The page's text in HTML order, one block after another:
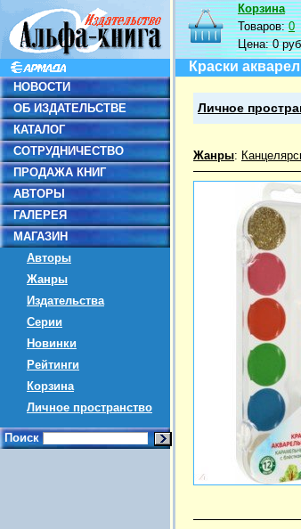
НОВОСТИ
ОБ ИЗДАТЕЛЬСТВЕ
КАТАЛОГ
СОТРУДНИЧЕСТВО
ПРОДАЖА КНИГ
АВТОРЫ
ГАЛЕРЕЯ
МАГАЗИН
Авторы
Жанры
Издательства
Серии
Новинки
Рейтинги
Корзина
Личное пространство
Поиск
Корзина
Товаров:0
Цена:0
Краски
Личное
Жанры: